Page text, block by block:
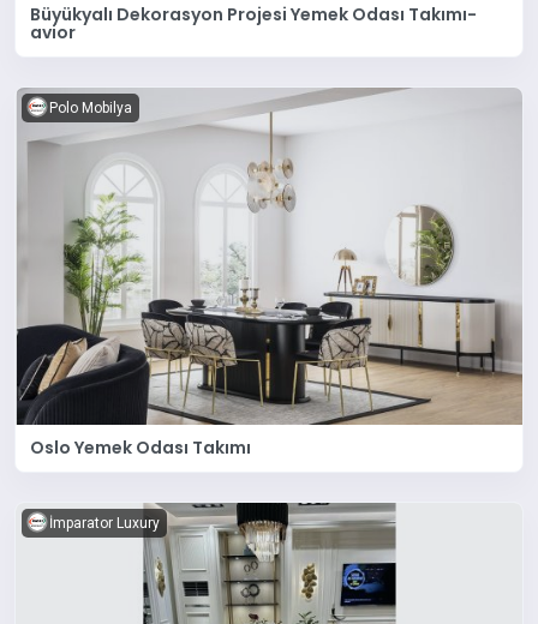
Büyükyalı Dekorasyon Projesi Yemek Odası Takımı-
avior
Polo Mobilya
Oslo Yemek Odası Takımı
İmparator Luxury